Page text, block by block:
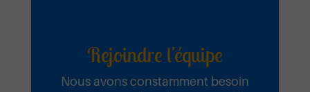
Rejoindre l'équipe
Nous avons constamment besoin
sur l’autel
Emmanuel Septembre 2025